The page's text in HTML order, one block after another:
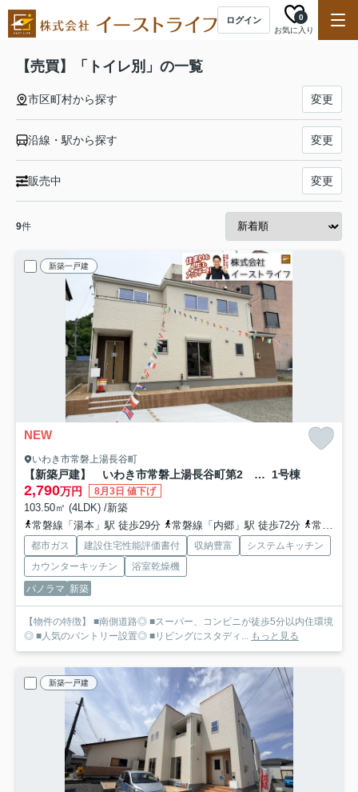
ログイン
お気に入り
0
【売買】「トイレ別」の一覧
市区町村から探す 変更
沿線・駅から探す 変更
販売中 変更
9件
新築一戸建
NEW
いわき市常磐上湯長谷町
【新築戸建】 いわき市常磐上湯長谷町第2 長期優良住宅 1号棟
2,790万円 8月3日 値下げ
103.50㎡ (4LDK) /新築
常磐線「湯本」駅 徒歩29分
常磐線「内郷」駅 徒歩72分 常磐線「泉」駅 徒歩95分
都市ガス 建設住宅性能評価書付 収納豊富
システムキッチン
カウンターキッチン
浴室乾燥機
パノラマ 新築
【物件の特徴】 ■南側道路◎ ■スーパー、コンビニが徒歩5分以内住環境
◎ ■人気のパントリー設置◎ ■リビングにスタディ... もっと見る
新築一戸建